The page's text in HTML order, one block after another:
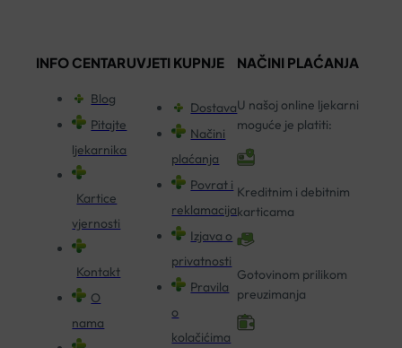
INFO CENTAR
Blog
Pitajte
ljekarnika
Kartice
vjernosti
Kontakt
O
nama
UVJETI KUPNJE
Dostava
Načini
plaćanja
Povrat i
reklamacija
Izjava o
privatnosti
Pravila
o
kolačićima
NAČINI PLAĆANJA
U našoj online ljekarni
moguće je platiti:
Kreditnim i debitnim
karticama
Gotovinom prilikom
preuzimanja